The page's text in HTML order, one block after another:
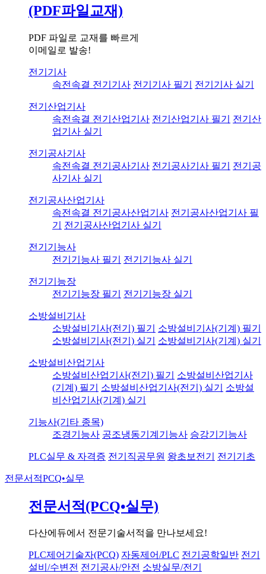
(PDF파일교재)
PDF 파일로 교재를 빠르게
이메일로 발송!
전기기사
속전속결 전기기사 전기기사 필기 전기기사 실기
전기산업기사
속전속결 전기산업기사 전기산업기사 필기
전기산
업기사 실기
전기공사기사
속전속결 전기공사기사 전기공사기사 필기
전기공
사기사 실기
전기공사산업기사
속전속결 전기공사산업기사 전기공사산업기사 필
기
전기공사산업기사 실기
전기기능사
전기기능사 필기
전기기능사 실기
전기기능장
전기기능장 필기
전기기능장 실기
소방설비기사
소방설비기사(전기) 필기
소방설비기사(기계) 필기
소방설비기사(전기) 실기
소방설비기사(기계) 실기
소방설비산업기사
소방설비산업기사(전기) 필기
소방설비산업기사
(기계) 필기
소방설비산업기사(전기) 실기
소방설
비산업기사(기계) 실기
기능사(기타 종목)
조경기능사 공조냉동기계기능사 승강기기능사
PLC실무 & 자격증 전기직공무원 왕초보전기 전기기초
전문서적PCQ•실무
전문서적(PCQ•실무)
다산에듀에서 전문기술서적을 만나보세요!
PLC제어기술자(PCQ) 자동제어/PLC 전기공학일반 전기
설비/수변전 전기공사/안전 소방실무/전기